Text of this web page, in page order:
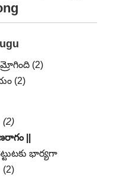
(2)
(2)
||
భార్యగా